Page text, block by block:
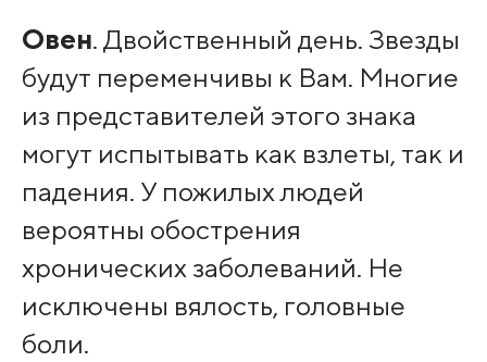
Овен. Двойственный день. Звезды
будут переменчивы к Вам. Многие
из представителей этого знака
могут испытывать как взлеты, так и
падения. У пожилых людей
вероятны обострения
хронических заболеваний. Не
исключены вялость, головные
боли.